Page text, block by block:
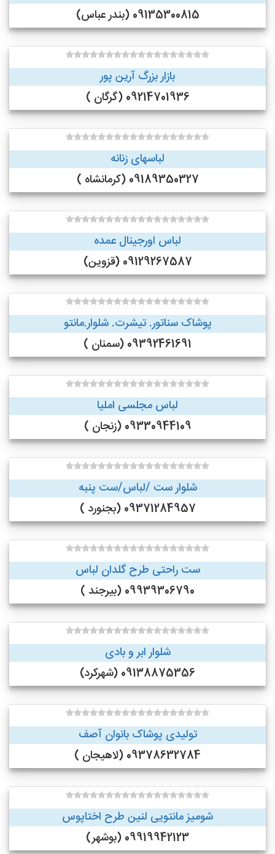
09135300815 (بندر عباس)
بازار بزرگ آرین پور
09214701936 (گرگان )
لباسهای زنانه
09189350327 (کرمانشاه )
لباس اورجینال عمده
09129267587 (قزوین)
پوشاک سناتور. تیشرت. شلوار.مانتو
09392461691 (سمنان )
لباس مجلسی املیا
09330944109 (زنجان )
شلوار ست /لباس/ست پنبه
09371284957 (بجنورد )
ست راحتی طرح گلدان لباس
09939306790 (بیرجند )
شلوار ابر و بادی
09138875356 (شهرکرد)
تولیدی پوشاک بانوان آصف
09378632784 (لاهیجان )
شومیز مانتویی لنین طرح اختاپوس
09919942123 (بوشهر)